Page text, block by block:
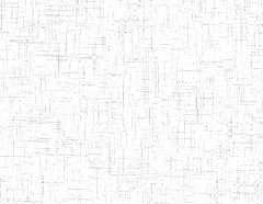
01/01/1995 ENIEG
22/10/2002 ENIEG
17/08/2012 ENIEG